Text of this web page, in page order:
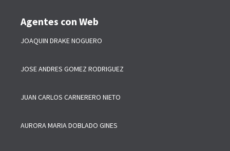
Agentes con Web
JOAQUIN DRAKE NOGUERO
JOSE ANDRES GOMEZ RODRIGUEZ
JUAN CARLOS CARNERERO NIETO
AURORA MARIA DOBLADO GINES